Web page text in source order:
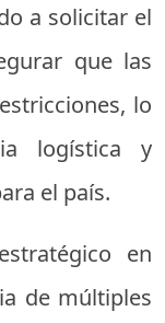
a solicitar el
que las
lo
logística y
el país.
en
de múltiples